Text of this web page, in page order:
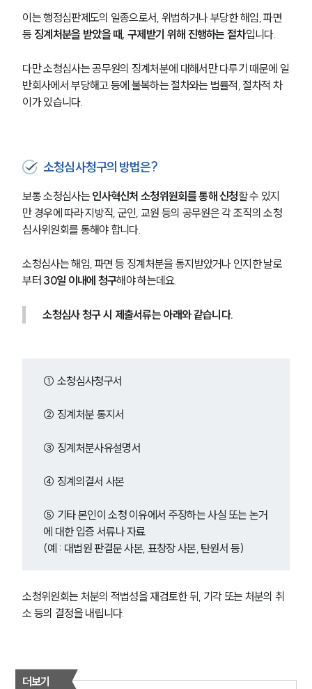
이는 행정심판제도의 일종으로서, 위법하거나 부당한 해임, 파면
등 징계처분을 받았을 때, 구제받기 위해 진행하는 절차입니다.
다만 소청심사는 공무원의 징계처분에 대해서만 다루기 때문에 일
반회사에서 부당해고 등에 불복하는 절차와는 법률적, 절차적 차
이가 있습니다.
소청심사청구의 방법은?
보통 소청심사는 인사혁신처 소청위원회를 통해 신청할 수 있지
만 경우에 따라 지방직, 군인, 교원 등의 공무원은 각 조직의 소청
심사위원회를 통해야 합니다.
소청심사는 해임, 파면 등 징계처분을 통지받았거나 인지한 날로
부터 30일 이내에 청구해야 하는데요.
소청심사 청구 시 제출서류는 아래와 같습니다.
① 소청심사청구서
② 징계처분 통지서
③ 징계처분사유설명서
④ 징계의결서 사본
⑤ 기타 본인이 소청 이유에서 주장하는 사실 또는 논거
에 대한 입증 서류나 자료
(예 : 대법원 판결문 사본, 표창장 사본, 탄원서 등)
소청위원회는 처분의 적법성을 재검토한 뒤, 기각 또는 처분의 취
소 등의 결정을 내립니다.
더보기